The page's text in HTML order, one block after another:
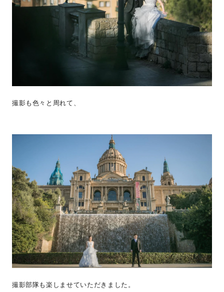
撮影も色々と周れて、
撮影部隊も楽しませていただきました。